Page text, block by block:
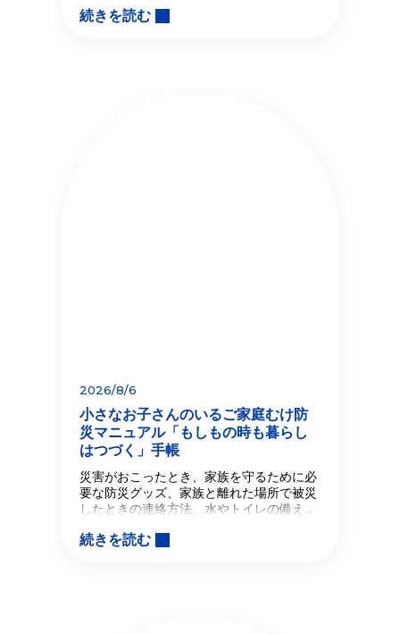
続きを読む
2026/8/6
小さなお子さんのいるご家庭むけ防
災マニュアル「もしもの時も暮らし
はつづく」手帳
災害がおこったとき、家族を守るために必
要な防災グッズ、家族と離れた場所で被災
したときの連絡方法、水やトイレの備えな
さなお子さんのいるご家庭で気をつけるべ
続きを読む